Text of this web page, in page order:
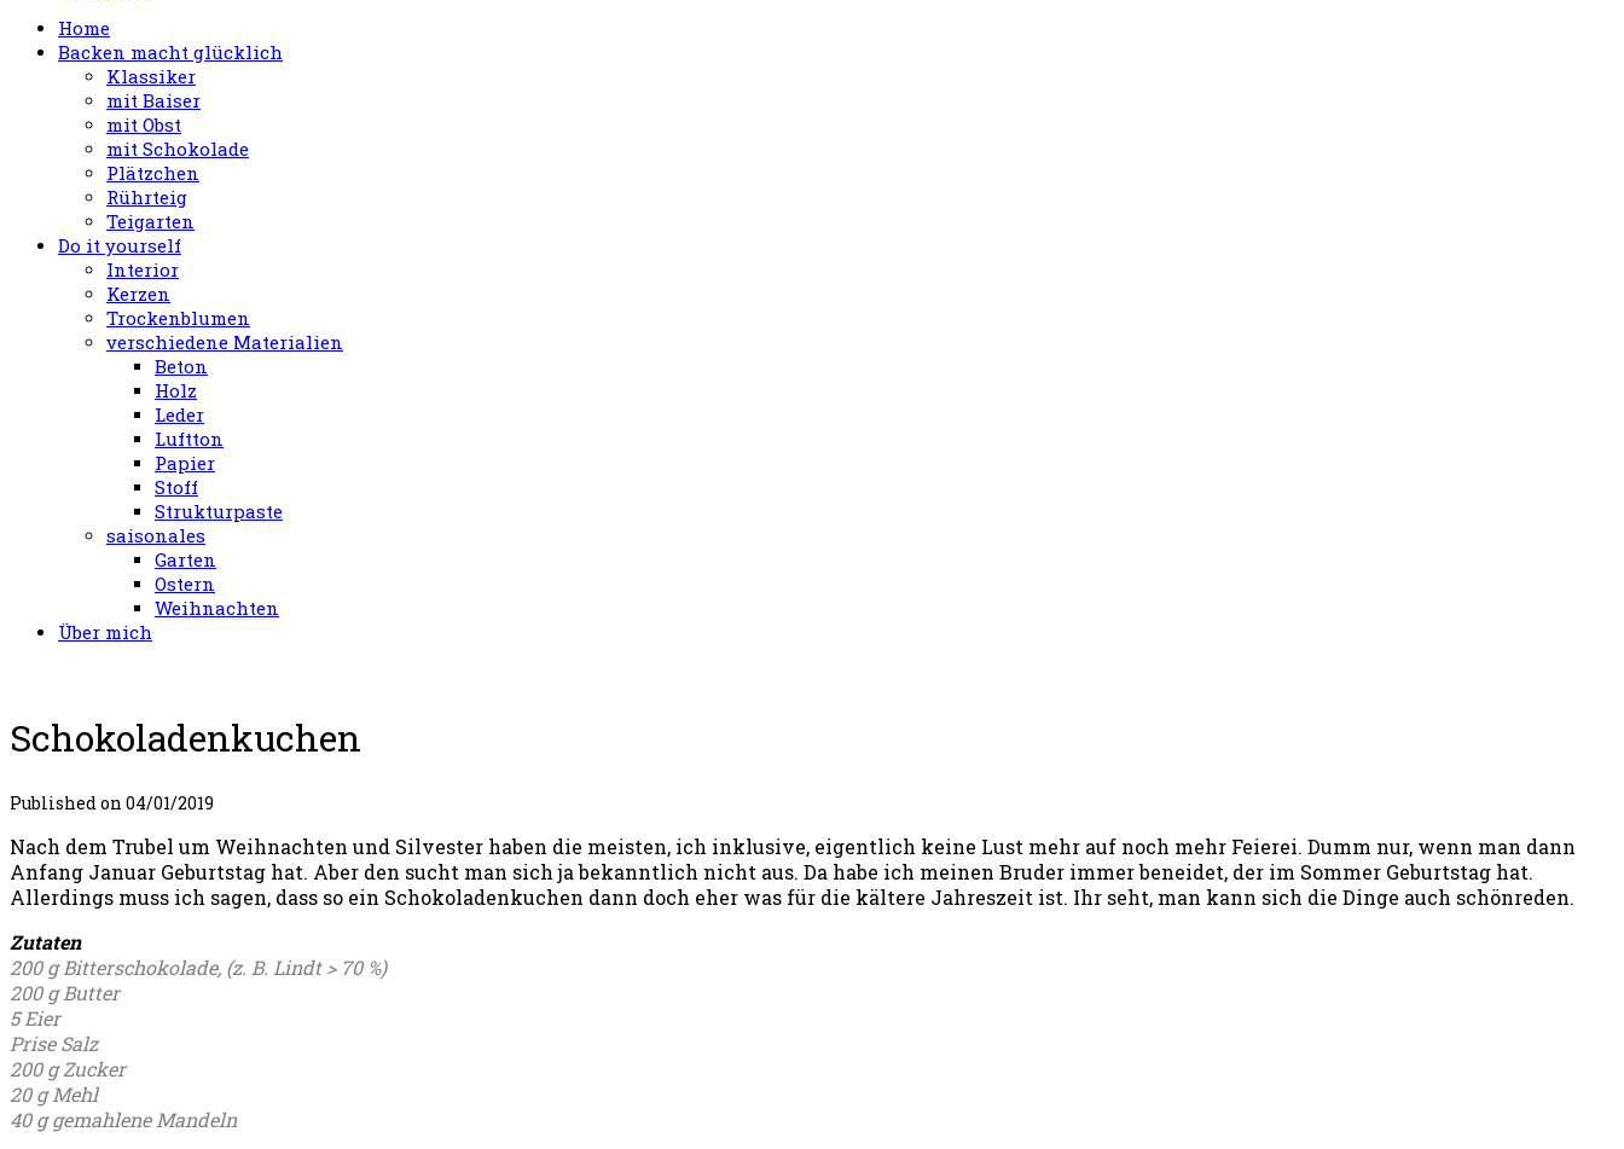
Home
Backen macht glücklich
Klassiker
mit Baiser
mit Obst
mit Schokolade
Plätzchen
Rührteig
Teigarten
Do it yourself
Interior
Kerzen
Trockenblumen
verschiedene Materialien
Beton
Holz
Leder
Luftton
Papier
Stoff
Strukturpaste
saisonales
Garten
Ostern
Weihnachten
Über mich
Schokoladenkuchen
Published on 04/01/2019
Nach dem Trubel um Weihnachten und Silvester haben die meisten, ich inklusive, eigentlich keine Lust mehr auf noch mehr Feierei. Dumm nur, wenn man dann
Anfang Januar Geburtstag hat. Aber den sucht man sich ja bekanntlich nicht aus. Da habe ich meinen Bruder immer beneidet, der im Sommer Geburtstag hat.
Allerdings muss ich sagen, dass so ein Schokoladenkuchen dann doch eher was für die kältere Jahreszeit ist. Ihr seht, man kann sich die Dinge auch schönreden.
Zutaten
200 g Bitterschokolade, (z. B. Lindt > 70 %)
200 g Butter
5 Eier
Prise Salz
200 g Zucker
20 g Mehl
40 g gemahlene Mandeln